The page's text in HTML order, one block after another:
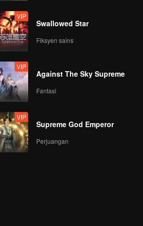
VIP
Swallowed Star
Fiksyen sains
VIP
Against The Sky Supreme
Fantasi
VIP
Supreme God Emperor
Perjuangan